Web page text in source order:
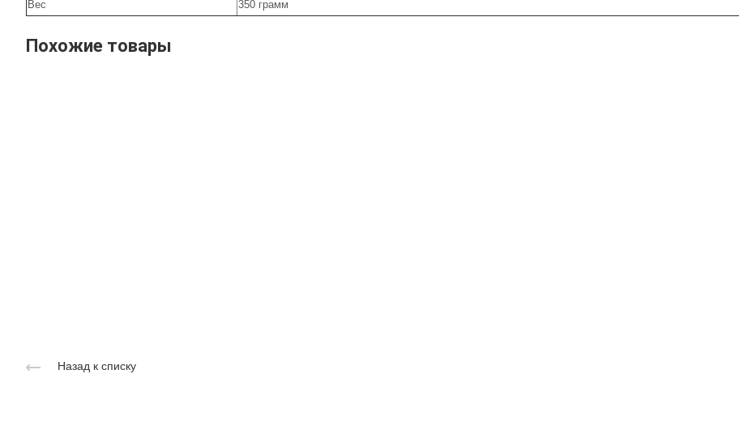
Вес
350 грамм
Похожие товары
Назад к списку